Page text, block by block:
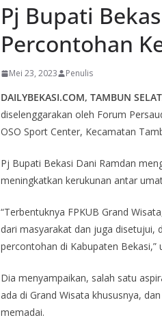
Pj Bupati
Percontohan
Mei 23, 2023 Penulis
DAILYBEKASI.COM, TAMBUN
diselenggarakan oleh Forum
OSO Sport Center, Kecamatan
Pj Bupati Bekasi Dani Ramdan
meningkatkan kerukunan antar
“Terbentuknya FPKUB Grand
dari masyarakat dan juga disetujui,
percontohan di Kabupaten Bekasi,”
Dia menyampaikan, salah satu
ada di Grand Wisata khususnya,
memadai.